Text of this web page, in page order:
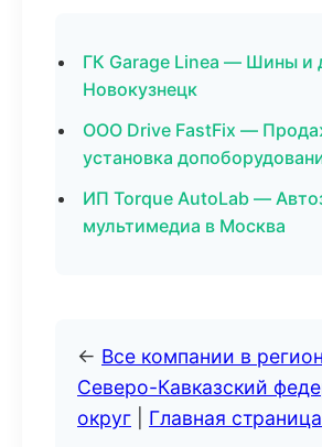
ГК Garage Linea — Шины и
Новокузнецк
ООО Drive FastFix —
установка
ИП Torque AutoLab —
мультимедиа в Москва
← Все компании в
Северо-Кавказский
округ
Главная страница